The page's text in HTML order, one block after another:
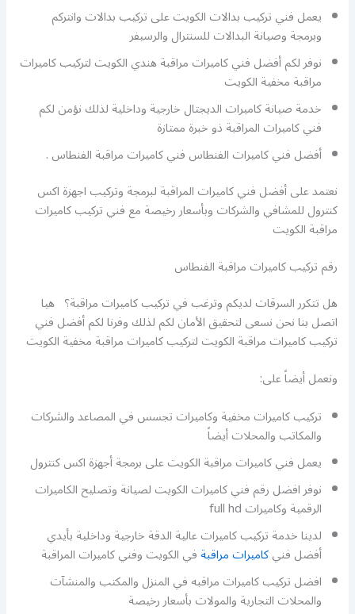
يعمل فني تركيب بدالات الكويت على تركيب بدالات وانتركم
وبرمجة وصيانة البدالات للسنترال والرسيفر
نوفر لكم أفضل فني كاميرات مراقبة هندي الكويت لتركيب كاميرات
مراقبة مخفية الكويت
خدمة صيانة كاميرات الديجتال خارجية وداخلية لذلك نؤمن لكم
فني كاميرات المراقبة ذو خبرة ممتازة
أفضل فني كاميرات الفنطاس فني كاميرات مراقبة الفنطاس .
نعتمد على أفضل فني كاميرات المراقبة لبرمجة وتركيب اجهزة اكس
كنترول للمشافي والشركات وبأسعار رخيصة مع فني تركيب كاميرات
مراقبة الكويت
رقم تركيب كاميرات مراقبة الفنطاس
هل تتكرر السرقات لديكم وترغب في تركيب كاميرات مراقبة؟ هيا
اتصل بنا نحن نسعى لتحقيق الأمان لكم لذلك وفرنا لكم أفضل فني
تركيب كاميرات مراقبة الكويت لتركيب كاميرات مراقبة مخفية الكويت
ونعمل أيضاً على:
تركيب كاميرات مخفية وكاميرات تجسس في المصاعد والشركات
والمكاتب والمحلات أيضاً
يعمل فني كاميرات مراقبة الكويت على برمجة أجهزة اكس كنترول
نوفر افضل رقم فني كاميرات الكويت لصيانة وتصليح الكاميرات
الرقمية وكاميرات full hd
لدينا خدمة تركيب كاميرات عالية الدقة خارجية وداخلية بأيدي
أفضل فنيكاميرات مراقبةفي الكويت وفني كاميرات المراقبة
افضل تركيب كاميرات مراقبه في المنزل والمكتب والمنشآت
والمحلات التجارية والمولات بأسعار رخيصة